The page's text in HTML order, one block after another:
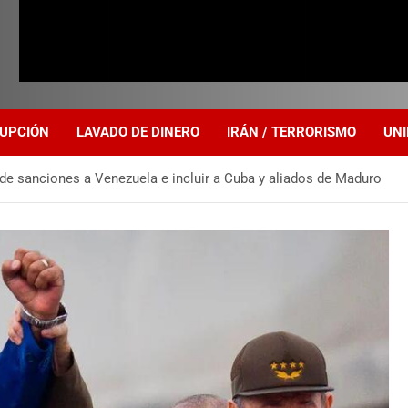
LAVADO DE DINERO IRÁN / TERRORISMO
sanciones a Venezuela e incluir a Cuba y aliados de Maduro